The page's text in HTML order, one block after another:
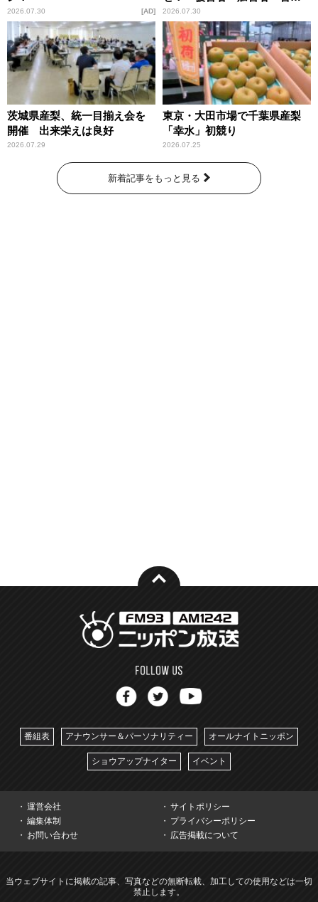
2026.07.30 AD
庁が語るトクリュウの実態
～」放送
2026.07.30
茨城県産梨、統一目揃え会を
開催 出来栄えは良好
2026.07.29
東京・大田市場で千葉県産梨
「幸水」初競り
2026.07.25
新着記事をもっと見る
番組表 アナウンサー＆パーソナリティー オールナイトニッポン
ショウアップナイター イベント
運営会社
サイトポリシー
編集体制
プライバシーポリシー
お問い合わせ
広告掲載について
当ウェブサイトに掲載の記事、写真などの無断転載、加工しての使用などは一切
禁止します。